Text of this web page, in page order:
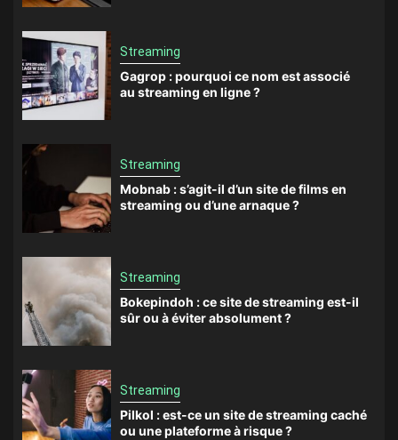
Streaming
Gagrop : pourquoi ce nom est associé
au streaming en ligne ?
Streaming
Mobnab : s’agit-il d’un site de films en
streaming ou d’une arnaque ?
Streaming
Bokepindoh : ce site de streaming est-il
sûr ou à éviter absolument ?
Streaming
Pilkol : est-ce un site de streaming caché
ou une plateforme à risque ?